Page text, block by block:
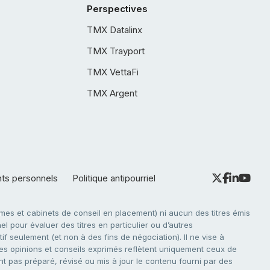
Perspectives
TMX Datalinx
TMX Trayport
TMX VettaFi
TMX Argent
personnels Politique antipourriel
et cabinets de conseil en placement) ni aucun des titres émis
pour évaluer des titres en particulier ou d’autres
seulement (et non à des fins de négociation). Il ne vise à
opinions et conseils exprimés reflètent uniquement ceux de
pas préparé, révisé ou mis à jour le contenu fourni par des